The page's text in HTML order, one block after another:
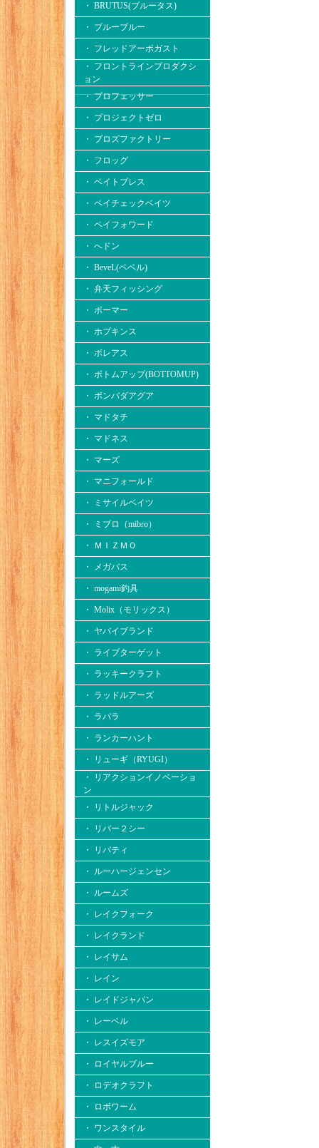
・ BRUTUS(ブルータス)
・ ブルーブルー
・ フレッドアーボガスト
・ フロントラインプロダクシ
ョン
・ プロフェッサー
・ プロジェクトゼロ
・ プロズファクトリー
・ フロッグ
・ ベイトブレス
・ ペイチェックベイツ
・ ペイフォワード
・ へドン
・ BeveL(ベベル)
・ 弁天フィッシング
・ ボーマー
・ ホプキンス
・ ボレアス
・ ボトムアップ(BOTTOMUP)
・ ボンバダアグア
・ マドタチ
・ マドネス
・ マーズ
・ マニフォールド
・ ミサイルベイツ
・ ミブロ（mibro）
・ ＭＩＺＭＯ
・ メガバス
・ mogami釣具
・ Molix（モリックス）
・ ヤバイブランド
・ ライブターゲット
・ ラッキークラフト
・ ラッドルアーズ
・ ラパラ
・ ランカーハント
・ リューギ（RYUGI）
・ リアクションイノベーショ
ン
・ リトルジャック
・ リバー２シー
・ リバティ
・ ルーハージェンセン
・ ルームズ
・ レイクフォーク
・ レイクランド
・ レイサム
・ レイン
・ レイドジャパン
・ レーベル
・ レスイズモア
・ ロイヤルブルー
・ ロデオクラフト
・ ロボワーム
・ ワンスタイル